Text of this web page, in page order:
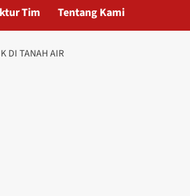
Tim Tentang Kami
DI TANAH AIR